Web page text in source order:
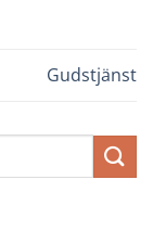
Gudstjänst